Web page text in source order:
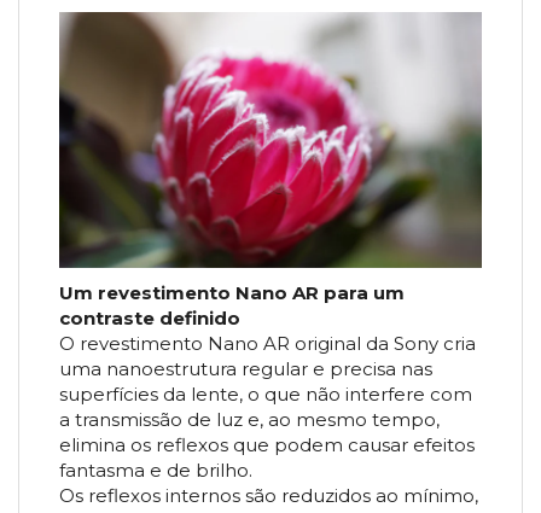
Um revestimento Nano AR para um
contraste definido
O revestimento Nano AR original da Sony cria
uma nanoestrutura regular e precisa nas
superfícies da lente, o que não interfere com
a transmissão de luz e, ao mesmo tempo,
elimina os reflexos que podem causar efeitos
fantasma e de brilho.
Os reflexos internos são reduzidos ao mínimo,